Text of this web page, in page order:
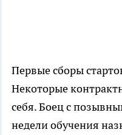
Первые сборы
Некоторые
себя. Боец с
недели обучения